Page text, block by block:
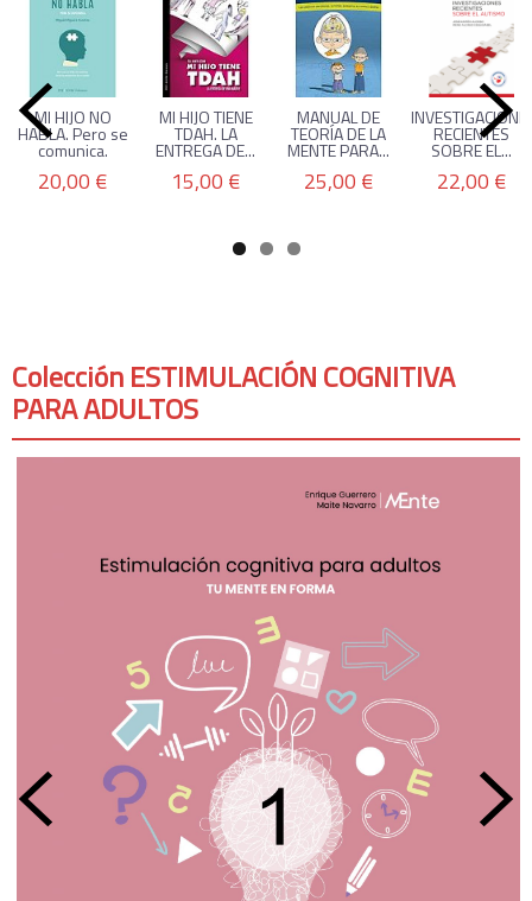
Colección ESTIMULACIÓN COGNITIVA
PARA ADULTOS
MI HIJO NO
HABLA. Pero se
comunica.
20,00 €
MI HIJO TIENE
TDAH. LA
ENTREGA DE...
15,00 €
MANUAL DE
TEORÍA DE LA
MENTE PARA...
25,00 €
RECIENTES
SOBRE EL...
22,00 €